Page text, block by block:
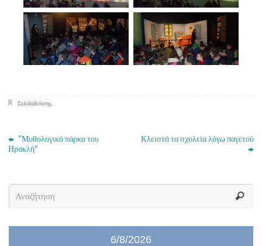
Σελιδοδείκτης.
“Μυθολογικό πάρκο του
Ηρακλή”
Κλειστά τα σχολεία λόγω παγετού
6/8/2026